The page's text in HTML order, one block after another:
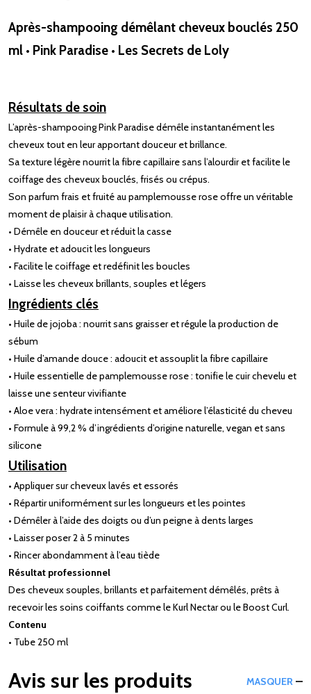
Après-shampooing démêlant cheveux bouclés 250
ml • Pink Paradise • Les Secrets de Loly
Résultats de soin
L’après-shampooing Pink Paradise démêle instantanément les
cheveux tout en leur apportant douceur et brillance.
Sa texture légère nourrit la fibre capillaire sans l’alourdir et facilite le
coiffage des cheveux bouclés, frisés ou crépus.
Son parfum frais et fruité au pamplemousse rose offre un véritable
moment de plaisir à chaque utilisation.
• Démêle en douceur et réduit la casse
• Hydrate et adoucit les longueurs
• Facilite le coiffage et redéfinit les boucles
• Laisse les cheveux brillants, souples et légers
Ingrédients clés
• Huile de jojoba : nourrit sans graisser et régule la production de
sébum
• Huile d’amande douce : adoucit et assouplit la fibre capillaire
• Huile essentielle de pamplemousse rose : tonifie le cuir chevelu et
laisse une senteur vivifiante
• Aloe vera : hydrate intensément et améliore l’élasticité du cheveu
• Formule à 99,2 % d’ingrédients d’origine naturelle, vegan et sans
silicone
Utilisation
• Appliquer sur cheveux lavés et essorés
• Répartir uniformément sur les longueurs et les pointes
• Démêler à l’aide des doigts ou d’un peigne à dents larges
• Laisser poser 2 à 5 minutes
• Rincer abondamment à l’eau tiède
Résultat professionnel
Des cheveux souples, brillants et parfaitement démêlés, prêts à
recevoir les soins coiffants comme le Kurl Nectar ou le Boost Curl.
Contenu
• Tube 250 ml
Avis sur les produits MASQUER